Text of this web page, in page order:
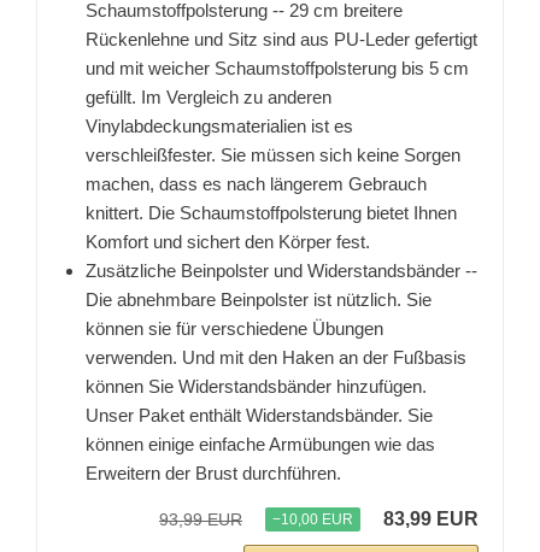
Schaumstoffpolsterung -- 29 cm breitere
Rückenlehne und Sitz sind aus PU-Leder gefertigt
und mit weicher Schaumstoffpolsterung bis 5 cm
gefüllt. Im Vergleich zu anderen
Vinylabdeckungsmaterialien ist es
verschleißfester. Sie müssen sich keine Sorgen
machen, dass es nach längerem Gebrauch
knittert. Die Schaumstoffpolsterung bietet Ihnen
Komfort und sichert den Körper fest.
Zusätzliche Beinpolster und Widerstandsbänder --
Die abnehmbare Beinpolster ist nützlich. Sie
können sie für verschiedene Übungen
verwenden. Und mit den Haken an der Fußbasis
können Sie Widerstandsbänder hinzufügen.
Unser Paket enthält Widerstandsbänder. Sie
können einige einfache Armübungen wie das
Erweitern der Brust durchführen.
93,99 EUR −10,00 EUR 83,99 EUR